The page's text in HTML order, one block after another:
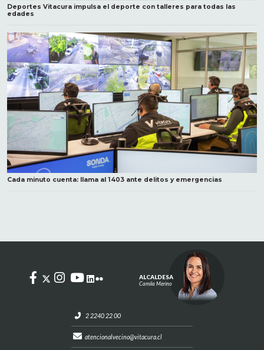
Deportes Vitacura impulsa el deporte con talleres para todas las
edades
Cada minuto cuenta: llama al 1403 ante delitos y emergencias
2 2240 22 00
atencionalvecino@vitacura.cl
ALCALDESA
Camila Merino